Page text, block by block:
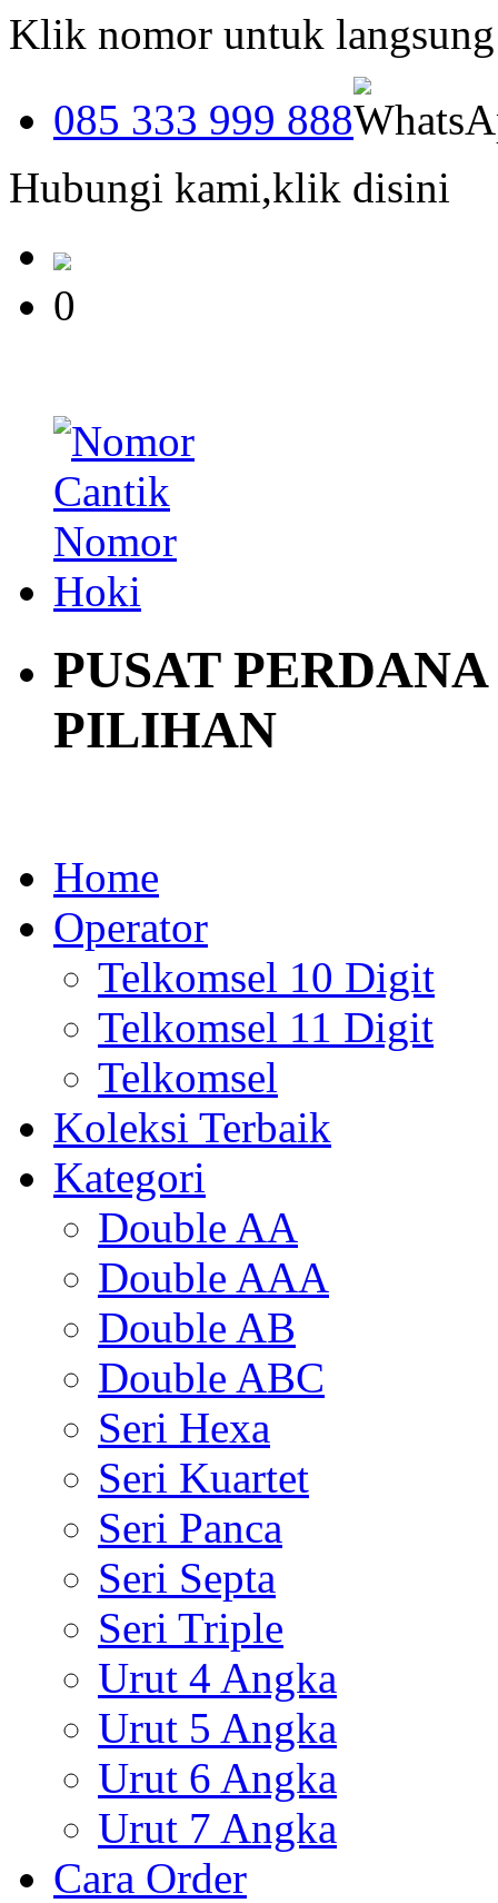
Klik nomor untuk
085 333 999 888
Hubungi kami,klik disini
0
PUSAT
PILIHAN
Home
Operator
Telkomsel 10 Digit
Telkomsel 11 Digit
Telkomsel
Koleksi Terbaik
Kategori
Double AA
Double AAA
Double AB
Double ABC
Seri Hexa
Seri Kuartet
Seri Panca
Seri Septa
Seri Triple
Urut 4 Angka
Urut 5 Angka
Urut 6 Angka
Urut 7 Angka
Cara Order